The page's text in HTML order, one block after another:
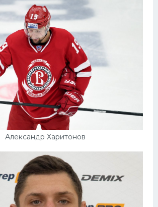
Александр Харитонов